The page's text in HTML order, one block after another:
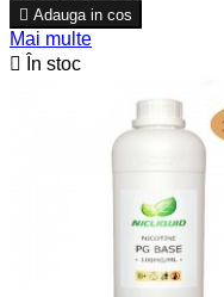
 Adauga in cos
Mai multe

În stoc